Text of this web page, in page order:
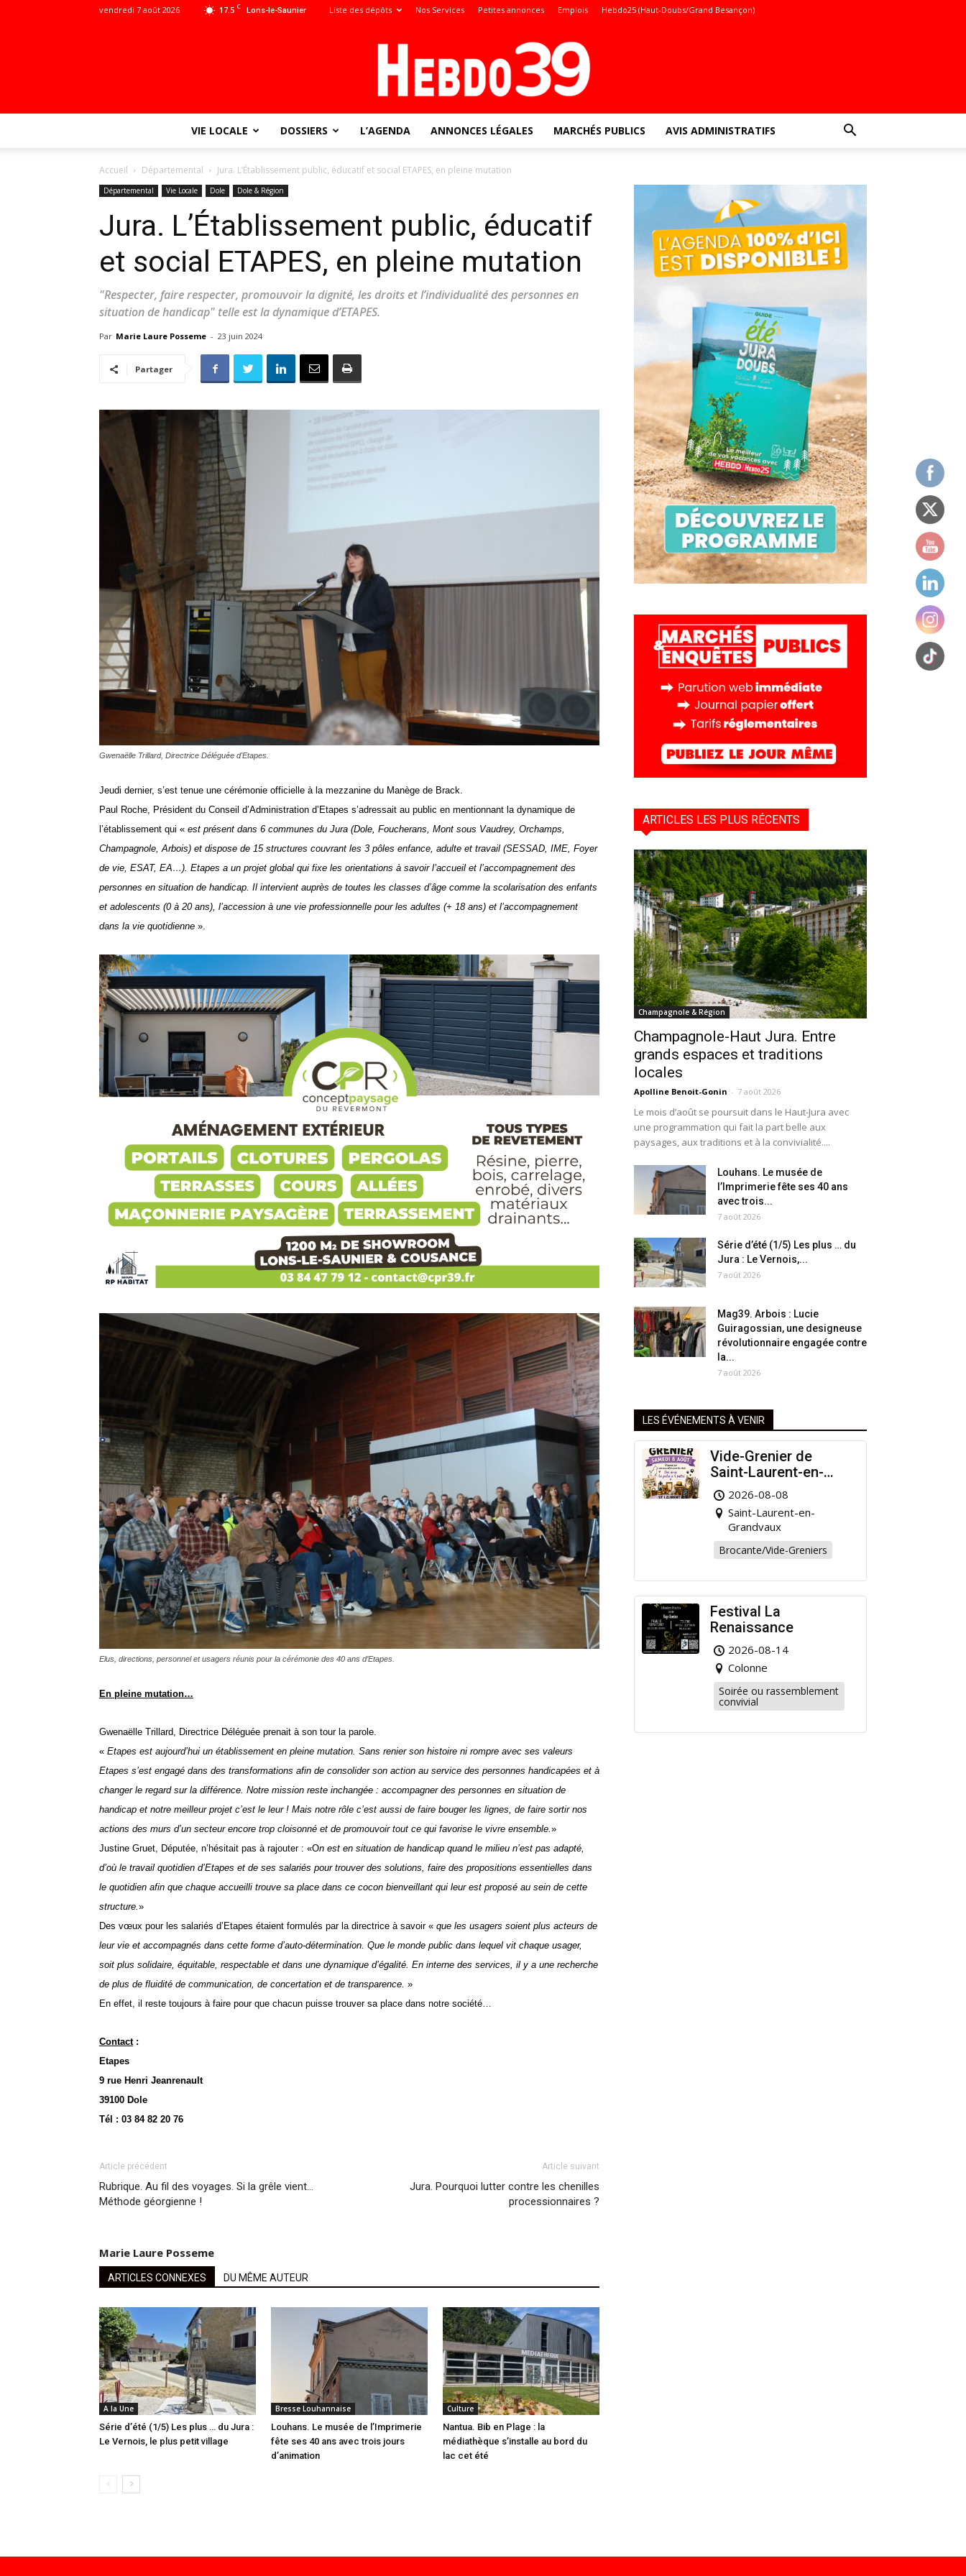
17.5 C Lons-le-Saunier
vendredi 7 août 2026 Liste des dépôts Nos Services Petites annonces Emplois Hebdo25 (Haut-Doubs/Grand Besançon)
Hebdo39
VIE LOCALE DOSSIERS L’AGENDA ANNONCES LÉGALES MARCHÉS PUBLICS AVIS ADMINISTRATIFS
Accueil Départemental Jura. L’Établissement public, éducatif et social ETAPES, en pleine mutation
Départemental Vie Locale Dole Dole & Région
Jura. L’Établissement public, éducatif
et social ETAPES, en pleine mutation
"Respecter, faire respecter, promouvoir la dignité, les droits et l’individualité des personnes en
situation de handicap" telle est la dynamique d’ETAPES.
Par Marie Laure Posseme - 23 juin 2024
Partager
Gwenaëlle Trillard, Directrice Déléguée d'Etapes.
Jeudi dernier, s’est tenue une cérémonie officielle à la mezzanine du Manège de Brack.
Paul Roche, Président du Conseil d’Administration d’Etapes s’adressait au public en mentionnant la dynamique de
l’établissement qui « est présent dans 6 communes du Jura (Dole, Foucherans, Mont sous Vaudrey, Orchamps,
Champagnole, Arbois) et dispose de 15 structures couvrant les 3 pôles enfance, adulte et travail (SESSAD, IME, Foyer
de vie, ESAT, EA…). Etapes a un projet global qui fixe les orientations à savoir l’accueil et l’accompagnement des
personnes en situation de handicap. Il intervient auprès de toutes les classes d’âge comme la scolarisation des enfants
et adolescents (0 à 20 ans), l’accession à une vie professionnelle pour les adultes (+ 18 ans) et l’accompagnement
dans la vie quotidienne ».
Elus, directions, personnel et usagers réunis pour la cérémonie des 40 ans d’Etapes.
En pleine mutation…
Gwenaëlle Trillard, Directrice Déléguée prenait à son tour la parole.
« Etapes est aujourd’hui un établissement en pleine mutation. Sans renier son histoire ni rompre avec ses valeurs
Etapes s’est engagé dans des transformations afin de consolider son action au service des personnes handicapées et à
changer le regard sur la différence. Notre mission reste inchangée : accompagner des personnes en situation de
handicap et notre meilleur projet c’est le leur ! Mais notre rôle c’est aussi de faire bouger les lignes, de faire sortir nos
actions des murs d’un secteur encore trop cloisonné et de promouvoir tout ce qui favorise le vivre ensemble.»
Justine Gruet, Députée, n’hésitait pas à rajouter : «On est en situation de handicap quand le milieu n’est pas adapté,
d’où le travail quotidien d’Etapes et de ses salariés pour trouver des solutions, faire des propositions essentielles dans
le quotidien afin que chaque accueilli trouve sa place dans ce cocon bienveillant qui leur est proposé au sein de cette
structure.»
Des vœux pour les salariés d’Etapes étaient formulés par la directrice à savoir« que les usagers soient plus acteurs de
leur vie et accompagnés dans cette forme d’auto-détermination. Que le monde public dans lequel vit chaque usager,
soit plus solidaire, équitable, respectable et dans une dynamique d’égalité. En interne des services, il y a une recherche
de plus de fluidité de communication, de concertation et de transparence. »
En effet, il reste toujours à faire pour que chacun puisse trouver sa place dans notre société…
Contact:
Etapes
9 rue Henri Jeanrenault
39100 Dole
Tél : 03 84 82 20 76
Article précédent
Rubrique. Au fil des voyages. Si la grêle vient…
Méthode géorgienne !
Article suivant
Jura. Pourquoi lutter contre les chenilles
processionnaires ?
Marie Laure Posseme
ARTICLES CONNEXES DU MÊME AUTEUR
A la Une
Série d’été (1/5) Les plus … du Jura :
Le Vernois, le plus petit village
Bresse Louhannaise
Louhans. Le musée de l’Imprimerie
fête ses 40 ans avec trois jours
d’animation
Culture
Nantua. Bib en Plage : la
médiathèque s’installe au bord du
lac cet été
ARTICLES LES PLUS RÉCENTS
Champagnole & Région
Champagnole-Haut Jura. Entre
grands espaces et traditions
locales
Apolline Benoit-Gonin - 7 août 2026
Le mois d’août se poursuit dans le Haut-Jura avec
une programmation qui fait la part belle aux
paysages, aux traditions et à la convivialité....
Louhans. Le musée de
l’Imprimerie fête ses 40 ans
avec trois...
7 août 2026
Série d’été (1/5) Les plus … du
Jura : Le Vernois,...
7 août 2026
Mag39. Arbois : Lucie
Guiragossian, une designeuse
révolutionnaire engagée contre
la...
7 août 2026
LES ÉVÉNEMENTS À VENIR
Vide-Grenier de
Saint-Laurent-en-
Grandvaux : Venez
chiner pour la bonne
cause !
2026-08-08
Saint-Laurent-en-
Grandvaux
Brocante/Vide-Greniers
Festival La
Renaissance
2026-08-14
Colonne
Soirée ou rassemblement
convivial